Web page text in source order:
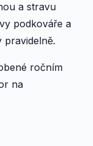
a stravu
podkováře a
pravidelně.
ročním
na